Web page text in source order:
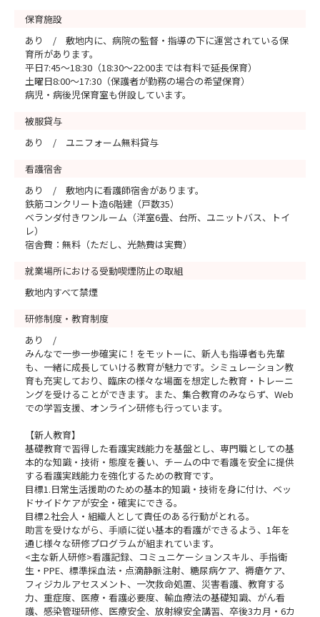
保育施設
あり / 敷地内に、病院の監督・指導の下に運営されている保
育所があります。
平日7:45～18:30（18:30～22:00までは有料で延長保育）
土曜日8:00～17:30（保護者が勤務の場合の希望保育）
病児・病後児保育室も併設しています。
被服貸与
あり / ユニフォーム無料貸与
看護宿舎
あり / 敷地内に看護師宿舎があります。
鉄筋コンクリート造6階建（戸数35）
ベランダ付きワンルーム（洋室6畳、台所、ユニットバス、トイ
レ）
宿舎費：無料（ただし、光熱費は実費）
就業場所における受動喫煙防止の取組
敷地内すべて禁煙
研修制度・教育制度
あり /
みんなで一歩一歩確実に！をモットーに、新人も指導者も先輩
も、一緒に成長していける教育が魅力です。シミュレーション教
育も充実しており、臨床の様々な場面を想定した教育・トレーニ
ングを受けることができます。また、集合教育のみならず、Web
での学習支援、オンライン研修も行っています。
【新人教育】
基礎教育で習得した看護実践能力を基盤とし、専門職としての基
本的な知識・技術・態度を養い、チームの中で看護を安全に提供
する看護実践能力を強化するための教育です。
目標1.日常生活援助のための基本的知識・技術を身に付け、ベッ
ドサイドケアが安全・確実にできる。
目標2.社会人・組織人として責任のある行動がとれる。
助言を受けながら、手順に従い基本的看護ができるよう、1年を
通じ様々な研修プログラムが組まれています。
<主な新人研修>看護記録、コミュニケーションスキル、手指衛
生・PPE、標準採血法・点滴静脈注射、糖尿病ケア、褥瘡ケア、
フィジカルアセスメント、一次救命処置、災害看護、教育する
力、重症度、医療・看護必要度、輸血療法の基礎知識、がん看
護、感染管理研修、医療安全、放射線安全講習、卒後3カ月・6カ